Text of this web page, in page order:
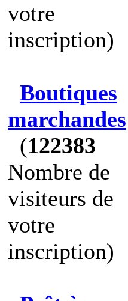
votre
inscription)
Boutiques
marchandes
(122383
Nombre de
visiteurs de
votre
inscription)